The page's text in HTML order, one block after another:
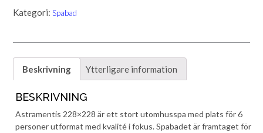
Kategori: Spabad
Beskrivning Ytterligare information
BESKRIVNING
Astramentis 228×228 är ett stort utomhusspa med plats för 6
personer utformat med kvalité i fokus. Spabadet är framtaget för